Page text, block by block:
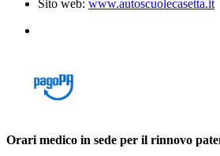
Sito web: www.autoscuolecasetta.it
Orari medico in sede per il rinnovo